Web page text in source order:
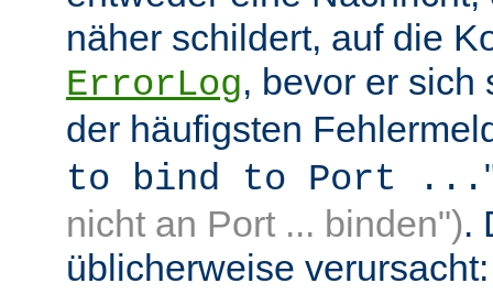
näher schildert, auf die
ErrorLog, bevor er sich
der häufigsten
to bind to Port ...
nicht an Port ... binden").
üblicherweise verursacht: